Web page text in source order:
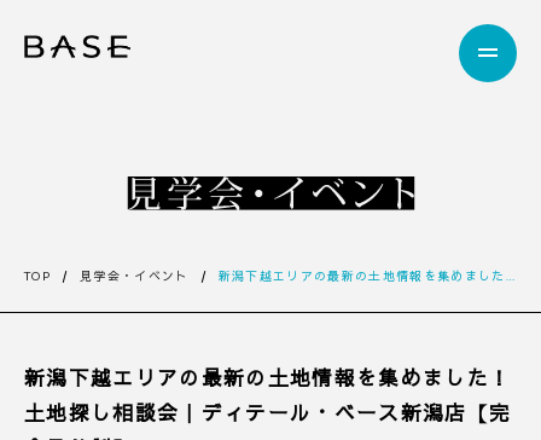
TOP 見学会・イベント
新潟下越エリアの最新の土地情報を集めました！
土地探し相談会｜ディテール・ベース新潟店【完